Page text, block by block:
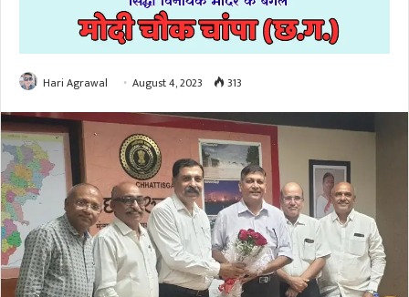
Hari Agrawal August 4, 2023 313